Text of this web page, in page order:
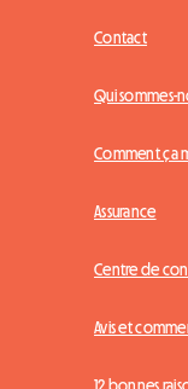
Contact
Qui sommes-
Comment ça
Assurance
Centre de
Avis et
12 bonnes